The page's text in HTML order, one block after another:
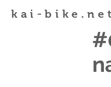
kai-bike.net